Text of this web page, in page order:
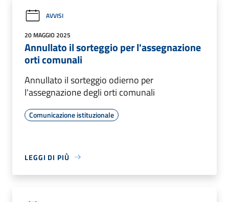
AVVISI
20 MAGGIO 2025
Annullato il sorteggio per l'assegnazione
orti comunali
Annullato il sorteggio odierno per
l'assegnazione degli orti comunali
Comunicazione istituzionale
LEGGI DI PIÙ